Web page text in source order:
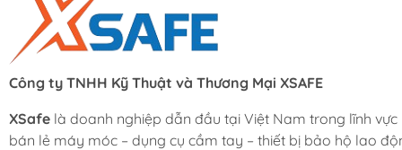
Công ty TNHH Kỹ Thuật và Thương Mại XSAFE
XSafe là doanh nghiệp dẫn đầu tại Việt Nam trong lĩnh
bán lẻ máy móc – dụng cụ cầm tay – thiết bị bảo hộ lao